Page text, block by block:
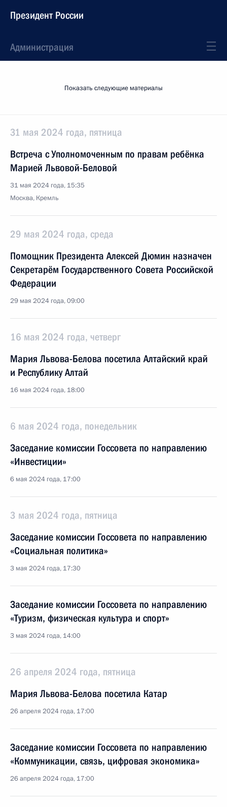
Президент России
Администрация
Показать следующие материалы
31 мая 2024 года, пятница
Встреча с Уполномоченным по правам ребёнка
Марией Львовой-Беловой
31 мая 2024 года, 15:35
Москва, Кремль
29 мая 2024 года, среда
Помощник Президента Алексей Дюмин назначен
Секретарём Государственного Совета Российской
Федерации
29 мая 2024 года, 09:00
16 мая 2024 года, четверг
Мария Львова-Белова посетила Алтайский край
и Республику Алтай
16 мая 2024 года, 18:00
6 мая 2024 года, понедельник
Заседание комиссии Госсовета по направлению
«Инвестиции»
6 мая 2024 года, 17:00
3 мая 2024 года, пятница
Заседание комиссии Госсовета по направлению
«Социальная политика»
3 мая 2024 года, 17:30
Заседание комиссии Госсовета по направлению
«Туризм, физическая культура и спорт»
3 мая 2024 года, 14:00
26 апреля 2024 года, пятница
Мария Львова-Белова посетила Катар
26 апреля 2024 года, 17:00
Заседание комиссии Госсовета по направлению
«Коммуникации, связь, цифровая экономика»
26 апреля 2024 года, 17:00